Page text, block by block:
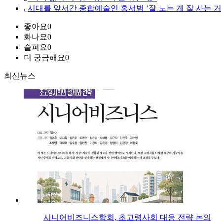
⌞ 시대를 앞서간 종합예술인 홍서범 ‘잘 노는 게 잘 사는
좋아요0
화나요0
슬퍼요0
더 궁금해요0
최신뉴스
시니어비즈니스학회, 초고령사회 대응 전략 논의